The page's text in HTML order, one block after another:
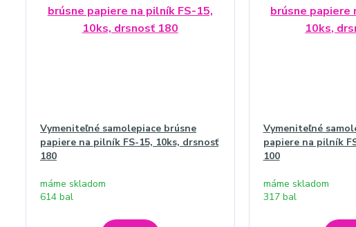
Vymeniteľné samolepiace brúsne
papiere na pilník FS-15, 10ks, drsnosť
180
máme skladom
614 bal
Vymeniteľné
papiere na pilník
100
máme skladom
317 bal